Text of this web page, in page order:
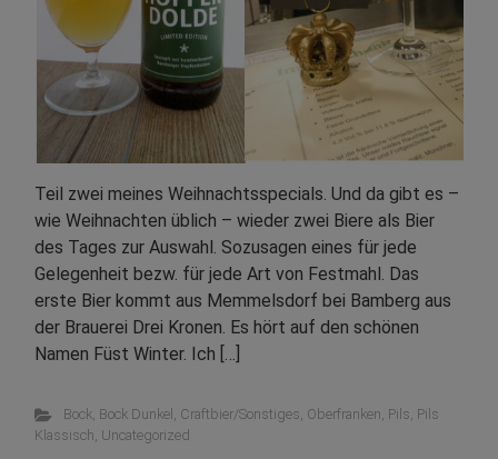
Teil zwei meines Weihnachtsspecials. Und da gibt es –
wie Weihnachten üblich – wieder zwei Biere als Bier
des Tages zur Auswahl. Sozusagen eines für jede
Gelegenheit bezw. für jede Art von Festmahl. Das
erste Bier kommt aus Memmelsdorf bei Bamberg aus
der Brauerei Drei Kronen. Es hört auf den schönen
Namen Füst Winter. Ich […]
Bock, Bock Dunkel , Craftbier/Sonstiges, Oberfranken, Pils, Pils
Klassisch, Uncategorized